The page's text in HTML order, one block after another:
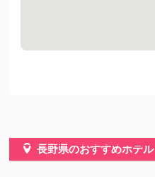
長野県のおすすめホテル